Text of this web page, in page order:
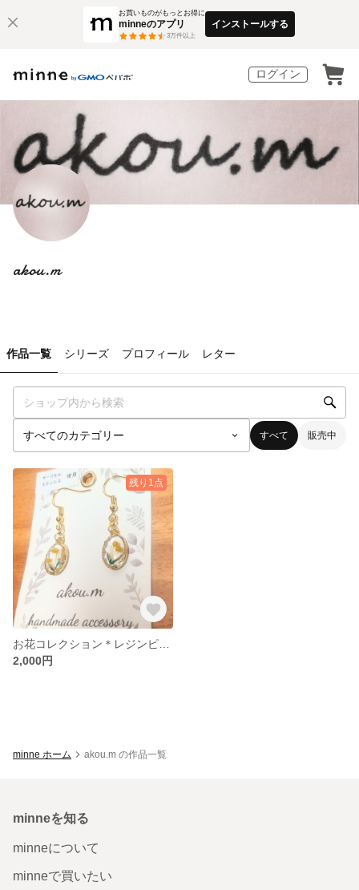
お買いものがもっとお得に
minneのアプリ
3万件以上
インストールする
ログイン
akou.m
作品一覧 シリーズ プロフィール レター
すべて 販売中
残り1点
2,000円
minne ホーム akou.m の作品一覧
minneを知る
minneについて
minneで買いたい